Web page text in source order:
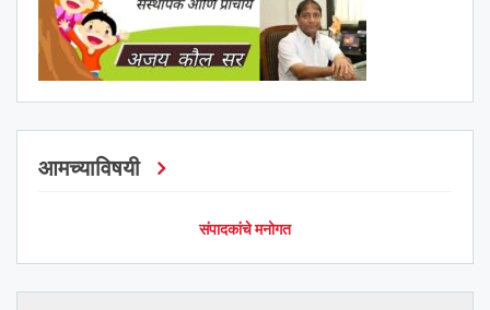
आमच्याविषयी
संपादकांचे मनोगत